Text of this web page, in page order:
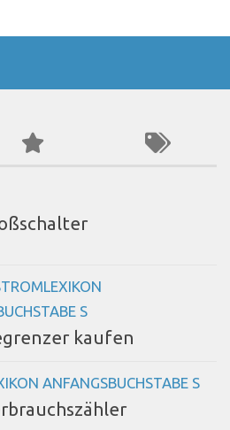
S
kaufen
ANFANGSBUCHSTABE S